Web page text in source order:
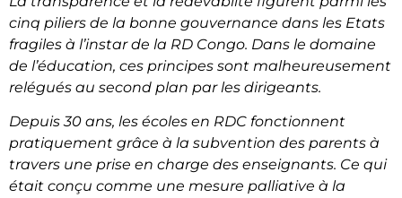
cinq piliers de la bonne gouvernance dans les Etats
fragiles à l’instar de la RD Congo. Dans le domaine
de l’éducation, ces principes sont malheureusement
relégués au second plan par les dirigeants.
Depuis 30 ans, les écoles en RDC fonctionnent
pratiquement grâce à la subvention des parents à
travers une prise en charge des enseignants. Ce qui
était conçu comme une mesure palliative à la